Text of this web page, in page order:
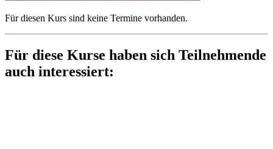
Für diesen Kurs sind keine Termine vorhanden.
Für diese Kurse haben sich Teilnehmende
auch interessiert: